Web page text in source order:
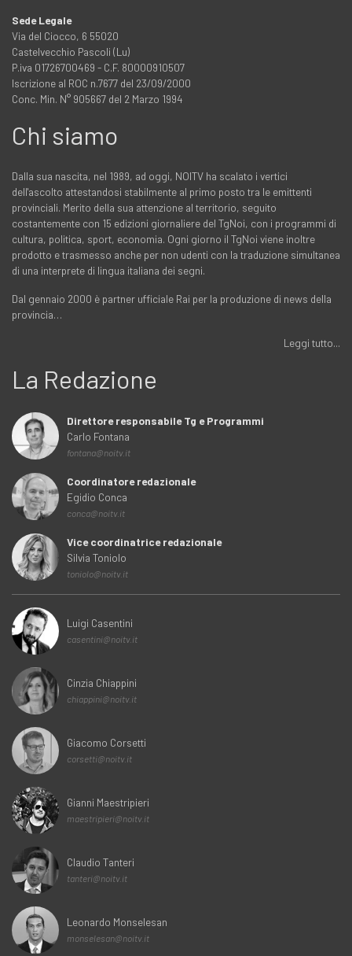
Sede Legale
Via del Ciocco, 6 55020
Castelvecchio Pascoli (Lu)
P.iva 01726700469 - C.F. 80000910507
Iscrizione al ROC n.7677 del 23/09/2000
Conc. Min. N° 905667 del 2 Marzo 1994
Chi siamo
Dalla sua nascita, nel 1989, ad oggi, NOITV ha scalato i vertici
dell'ascolto attestandosi stabilmente al primo posto tra le emittenti
provinciali. Merito della sua attenzione al territorio, seguito
costantemente con 15 edizioni giornaliere del TgNoi, con i programmi di
cultura, politica, sport, economia. Ogni giorno il TgNoi viene inoltre
prodotto e trasmesso anche per non udenti con la traduzione simultanea
di una interprete di lingua italiana dei segni.
Dal gennaio 2000 è partner ufficiale Rai per la produzione di news della
provincia…
Leggi tutto...
La Redazione
Direttore responsabile Tg e Programmi
Carlo Fontana
fontana@noitv.it
Coordinatore redazionale
Egidio Conca
conca@noitv.it
Vice coordinatrice redazionale
Silvia Toniolo
toniolo@noitv.it
Luigi Casentini
casentini@noitv.it
Cinzia Chiappini
chiappini@noitv.it
Giacomo Corsetti
corsetti@noitv.it
Gianni Maestripieri
maestripieri@noitv.it
Claudio Tanteri
tanteri@noitv.it
Leonardo Monselesan
monselesan@noitv.it